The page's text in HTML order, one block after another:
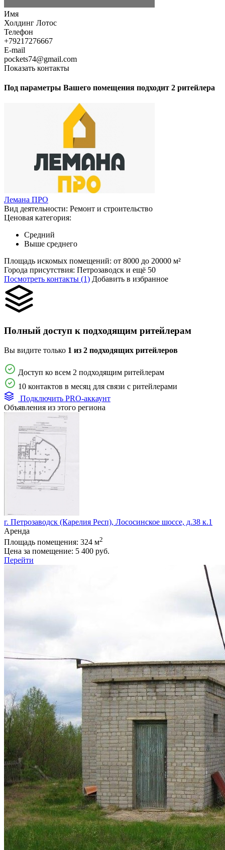
Имя
Холдинг Лотос
Телефон
+79217276667
E-mail
pockets74@gmail.com
Показать контакты
Под параметры Вашего помещения подходит 2 ритейлера
Лемана ПРО
Вид деятельности: Ремонт и строительство
Ценовая категория:
Средний
Выше среднего
Площадь искомых помещений: от 8000 до 20000 м²
Города присутствия: Петрозаводск и ещё 50
Посмотреть контакты (1) Добавить в избранное
Полный доступ к подходящим ритейлерам
Вы видите только 1 из 2 подходящих ритейлеров
Доступ ко всем 2 подходящим ритейлерам
10 контактов в месяц для связи с ритейлерами
Подключить PRO-аккаунт
Объявления из этого региона
г. Петрозаводск (Карелия Респ), Лососинское шоссе, д.38 к.1
Аренда
Площадь помещения: 324 м2
Цена за помещение: 5 400 руб.
Перейти